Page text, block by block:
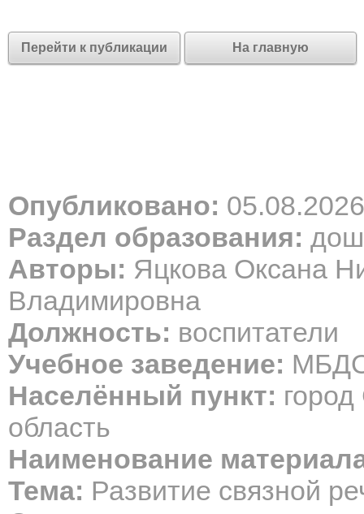
Перейти к публикации На главную
Опубликовано: 05.08.2026
Раздел образования:
Авторы: Яцкова Оксана
Владимировна
Должность: воспитатели
Учебное заведение:
Населённый пункт:
область
Наименование
Тема: Развитие связной